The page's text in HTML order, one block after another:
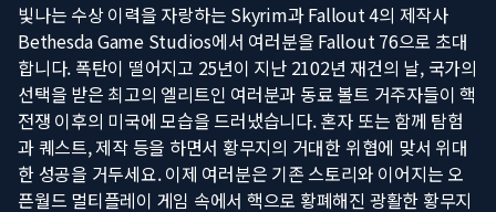
빛나는 수상 이력을 자랑하는 Skyrim과 Fallout 4의 제작사
Bethesda Game Studios에서 여러분을 Fallout 76으로 초대
합니다. 폭탄이 떨어지고 25년이 지난 2102년 재건의 날, 국가의
선택을 받은 최고의 엘리트인 여러분과 동료 볼트 거주자들이 핵
전쟁 이후의 미국에 모습을 드러냈습니다. 혼자 또는 함께 탐험
과 퀘스트, 제작 등을 하면서 황무지의 거대한 위협에 맞서 위대
한 성공을 거두세요. 이제 여러분은 기존 스토리와 이어지는 오
픈월드 멀티플레이 게임 속에서 핵으로 황폐해진 광활한 황무지